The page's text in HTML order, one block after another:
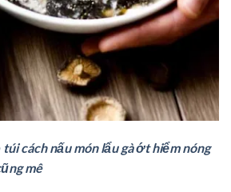
túi cách nấu món lẩu gà ớt hiểm nóng
mê